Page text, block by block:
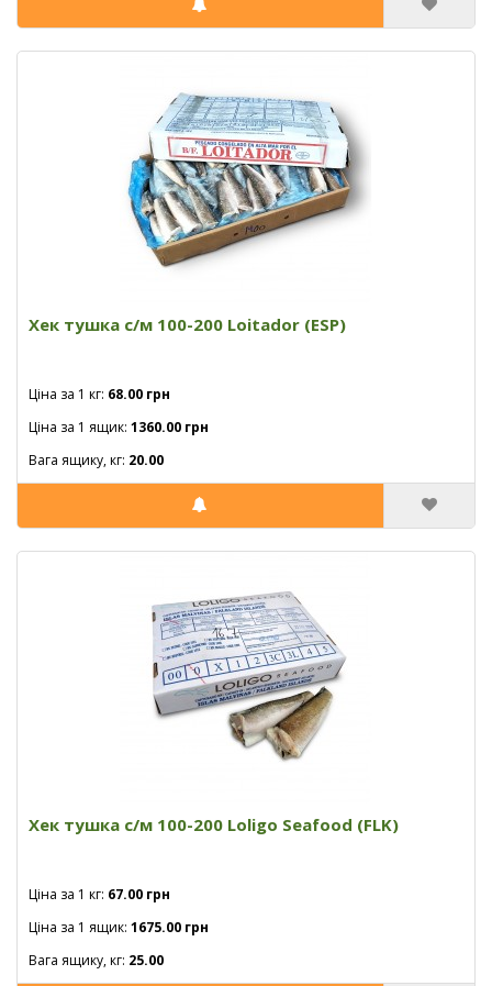
Хек тушка с/м 100-200 Loitador (ESP)
Ціна за 1 кг: 68.00 грн
Ціна за 1 ящик: 1360.00 грн
Вага ящику, кг: 20.00
Хек тушка с/м 100-200 Loligo Seafood (FLK)
Ціна за 1 кг: 67.00 грн
Ціна за 1 ящик: 1675.00 грн
Вага ящику, кг: 25.00